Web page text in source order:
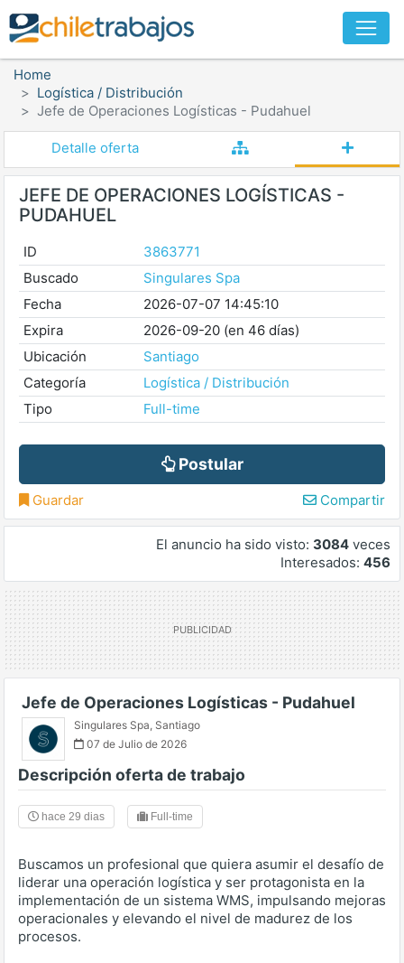
Home
Logística / Distribución
Jefe de Operaciones Logísticas - Pudahuel
Detalle oferta
JEFE DE OPERACIONES LOGÍSTICAS -
PUDAHUEL
ID
3863771
Buscado
Singulares Spa
Fecha
2026-07-07 14:45:10
Expira
2026-09-20 (en 46 días)
Ubicación
Santiago
Categoría
Logística / Distribución
Tipo
Full-time
Postular
Guardar Compartir
El anuncio ha sido visto: 3084 veces
Interesados: 456
Jefe de Operaciones Logísticas - Pudahuel
Singulares Spa, Santiago
07 de Julio de 2026
Descripción oferta de trabajo
hace 29 dias Full-time
Buscamos un profesional que quiera asumir el desafío de
liderar una operación logística y ser protagonista en la
implementación de un sistema WMS, impulsando mejoras
operacionales y elevando el nivel de madurez de los
procesos.